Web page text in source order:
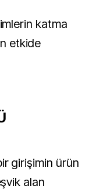
katma
etkide
girişimin ürün
alan